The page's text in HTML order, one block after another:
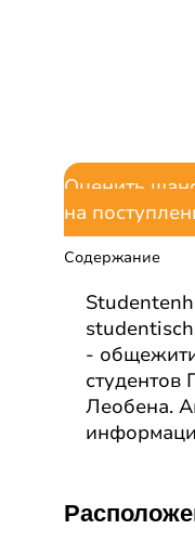
Оценить
на
Содержание
-
студентов
Леобена.